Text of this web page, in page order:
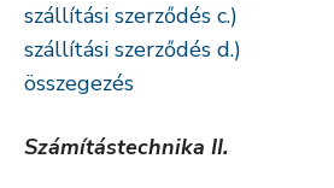
szállítási szerződés c.)
szállítási szerződés d.)
összegezés
Számítástechnika II.